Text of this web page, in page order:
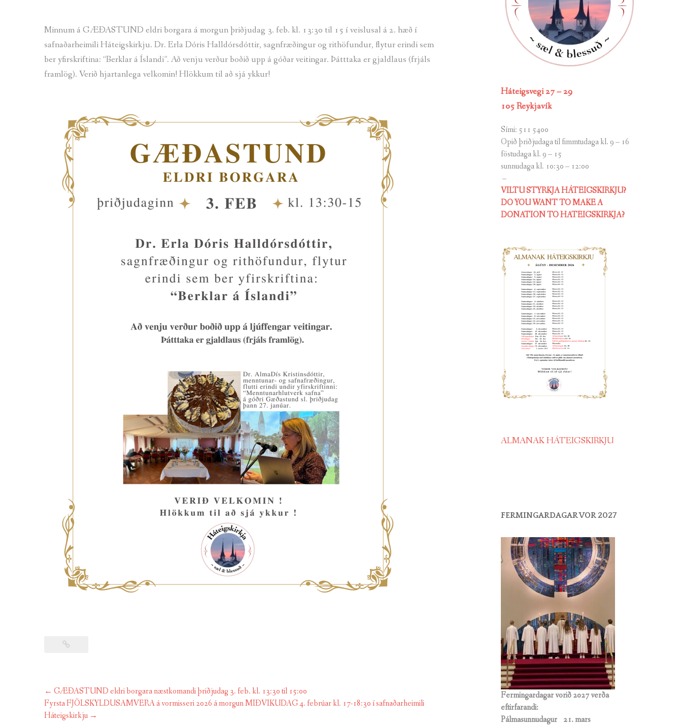
Minnum á GÆÐASTUND eldri borgara á morgun þriðjudag 3. feb. kl. 13:30 til 15 í veislusal á 2. hæð í
safnaðarheimili Háteigskirkju. Dr. Erla Dóris Halldórsdóttir, sagnfræðingur og rithöfundur, flytur erindi sem
ber yfirskriftina: “Berklar á Íslandi”. Að venju verður boðið upp á góðar veitingar. Þátttaka er gjaldlaus (frjáls
framlög). Verið hjartanlega velkomin! Hlökkum til að sjá ykkur!
Post
navigation
← GÆÐASTUND eldri borgara næstkomandi þriðjudag 3. feb. kl. 13:30 til 15:00
Fyrsta FJÖLSKYLDUSAMVERA á vormisseri 2026 á morgun MIÐVIKUDAG 4. febrúar kl. 17-18:30 í safnaðarheimili
Háteigskirkju →
Háteigsvegi 27 – 29
105 Reykjavík
Sími: 511 5400
Opið þriðjudaga til fimmtudaga kl. 9 – 16
föstudaga kl. 9 – 15
sunnudaga kl. 10:30 – 12:00
–
VILTU STYRKJA HÁTEIGSKIRKJU?
DO YOU WANT TO MAKE A
DONATION TO HATEIGSKIRKJA?
ALMANAK HÁTEIGSKIRKJU
FERMINGARDAGAR VOR 2027
Fermingardagar vorið 2027 verða
eftirfarandi:
Pálmasunnudagur 21. mars